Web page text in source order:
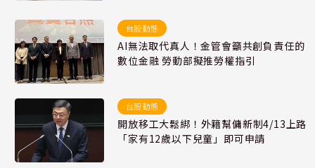
台股動態
AI無法取代真人！金管會籲共創負責任的
數位金融 勞動部擬推勞權指引
台股動態
開放移工大鬆綁！外籍幫傭新制4/13上路
「家有12歲以下兒童」即可申請